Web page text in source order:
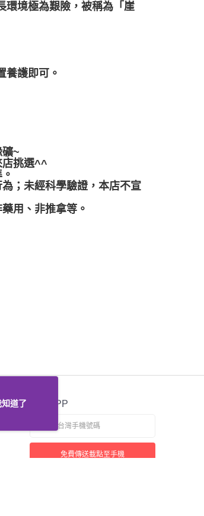
環境極為艱險，被稱為「崖
養護即可。
~
店挑選^^
；未經科學驗證，本店不宣
用、非推拿等。
官方APP
免費傳送載點至手機
知道了